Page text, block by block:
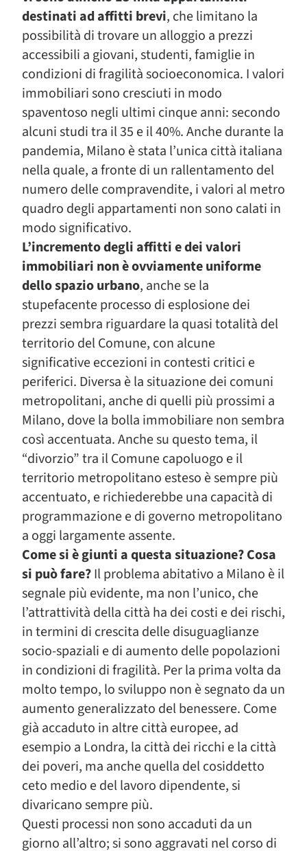
destinati ad affitti brevi, che limitano la
possibilità di trovare un alloggio a prezzi
accessibili a giovani, studenti, famiglie in
condizioni di fragilità socioeconomica. I valori
immobiliari sono cresciuti in modo
spaventoso negli ultimi cinque anni: secondo
alcuni studi tra il 35 e il 40%. Anche durante la
pandemia, Milano è stata l’unica città italiana
nella quale, a fronte di un rallentamento del
numero delle compravendite, i valori al metro
quadro degli appartamenti non sono calati in
modo significativo.
L’incremento degli affitti e dei valori
immobiliari non è ovviamente uniforme
dello spazio urbano, anche se la
stupefacente processo di esplosione dei
prezzi sembra riguardare la quasi totalità del
territorio del Comune, con alcune
significative eccezioni in contesti critici e
periferici. Diversa è la situazione dei comuni
metropolitani, anche di quelli più prossimi a
Milano, dove la bolla immobiliare non sembra
così accentuata. Anche su questo tema, il
“divorzio” tra il Comune capoluogo e il
territorio metropolitano esteso è sempre più
accentuato, e richiederebbe una capacità di
programmazione e di governo metropolitano
a oggi largamente assente.
Come si è giunti a questa situazione? Cosa
si può fare?Il problema abitativo a Milano è il
segnale più evidente, ma non l’unico, che
l’attrattività della città ha dei costi e dei rischi,
in termini di crescita delle disuguaglianze
socio-spaziali e di aumento delle popolazioni
in condizioni di fragilità. Per la prima volta da
molto tempo, lo sviluppo non è segnato da un
aumento generalizzato del benessere. Come
già accaduto in altre città europee, ad
esempio a Londra, la città dei ricchi e la città
dei poveri, ma anche quella del cosiddetto
ceto medio e del lavoro dipendente, si
divaricano sempre più.
Questi processi non sono accaduti da un
giorno all’altro; si sono aggravati nel corso di